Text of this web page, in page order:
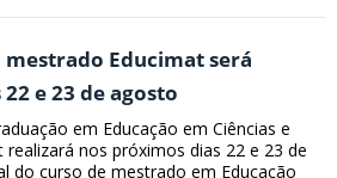
Educimat será
e 23 de agosto
em Educação em Ciências e
nos próximos dias 22 e 23 de
do curso de mestrado em Educação